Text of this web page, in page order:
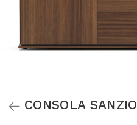
CONSOLA SANZIO